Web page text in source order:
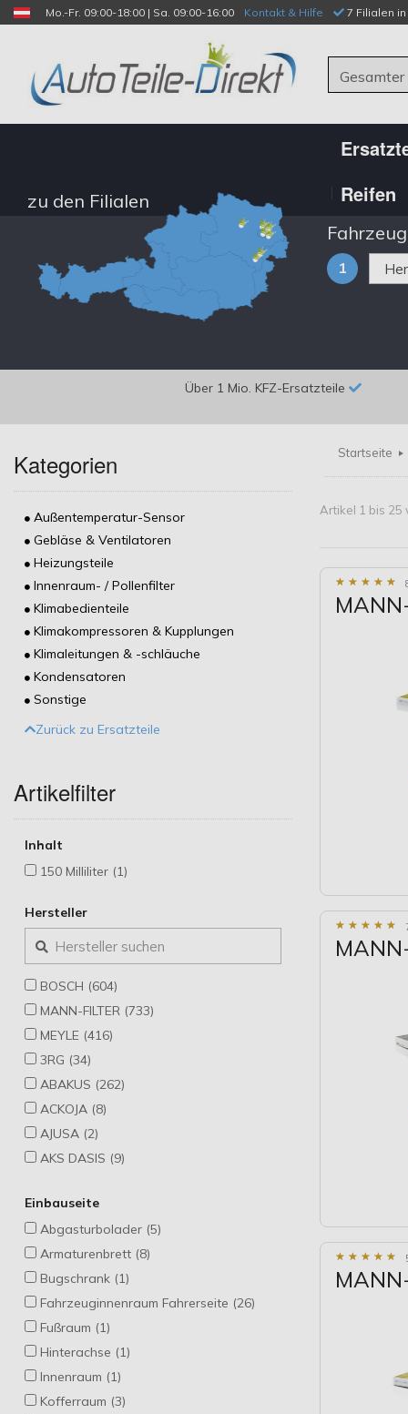
Mo.-Fr. 09:00-18:00 | Sa. 09:00-16:00 Kontakt & Hilfe 7 Filialen
Gesamter
Reifen
zu den Filialen
1
Über 1 Mio. KFZ-Ersatzteile
Startseite
Artikel 1 bis 25
★ ★ ★ ★ ★
★ ★ ★ ★ ★
★ ★ ★ ★ ★
★ ★ ★ ★ ★
★ ★ ★ ★ ★
★ ★ ★ ★ ★
Kategorien
Außentemperatur-Sensor
Gebläse & Ventilatoren
Heizungsteile
Innenraum- / Pollenfilter
Klimabedienteile
Klimakompressoren & Kupplungen
Klimaleitungen & -schläuche
Kondensatoren
Sonstige
Zurück zu Ersatzteile
Artikelfilter
Inhalt
150 Milliliter (1)
Hersteller
BOSCH (604)
MANN-FILTER (733)
MEYLE (416)
3RG (34)
ABAKUS (262)
ACKOJA (8)
AJUSA (2)
AKS DASIS (9)
AMC Filter (49)
ASHIKA (187)
AUTLOG (2)
AUTOMEGA (150)
AVA Clever Choice (959)
Airstal (447)
BLIC (1)
BLUE PRINT (563)
Borsehung (23)
Einbauseite
Abgasturbolader (5)
Armaturenbrett (8)
Bugschrank (1)
Fahrzeuginnenraum Fahrerseite (26)
Fußraum (1)
Hinterachse (1)
Innenraum (1)
Kofferraum (3)